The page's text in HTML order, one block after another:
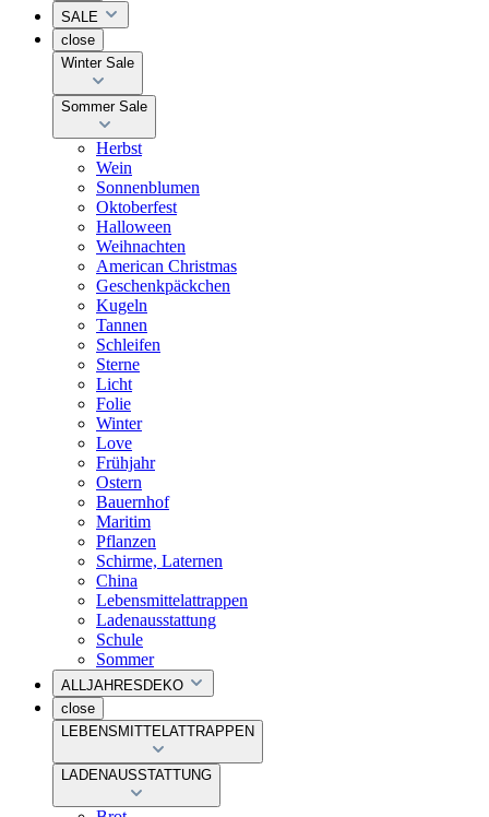
SALE
close
Winter Sale
Sommer Sale
Herbst
Wein
Sonnenblumen
Oktoberfest
Halloween
Weihnachten
American Christmas
Geschenkpäckchen
Kugeln
Tannen
Schleifen
Sterne
Licht
Folie
Winter
Love
Frühjahr
Ostern
Bauernhof
Maritim
Pflanzen
Schirme, Laternen
China
Lebensmittelattrappen
Ladenausstattung
Schule
Sommer
ALLJAHRESDEKO
close
LEBENSMITTELATTRAPPEN
LADENAUSSTATTUNG